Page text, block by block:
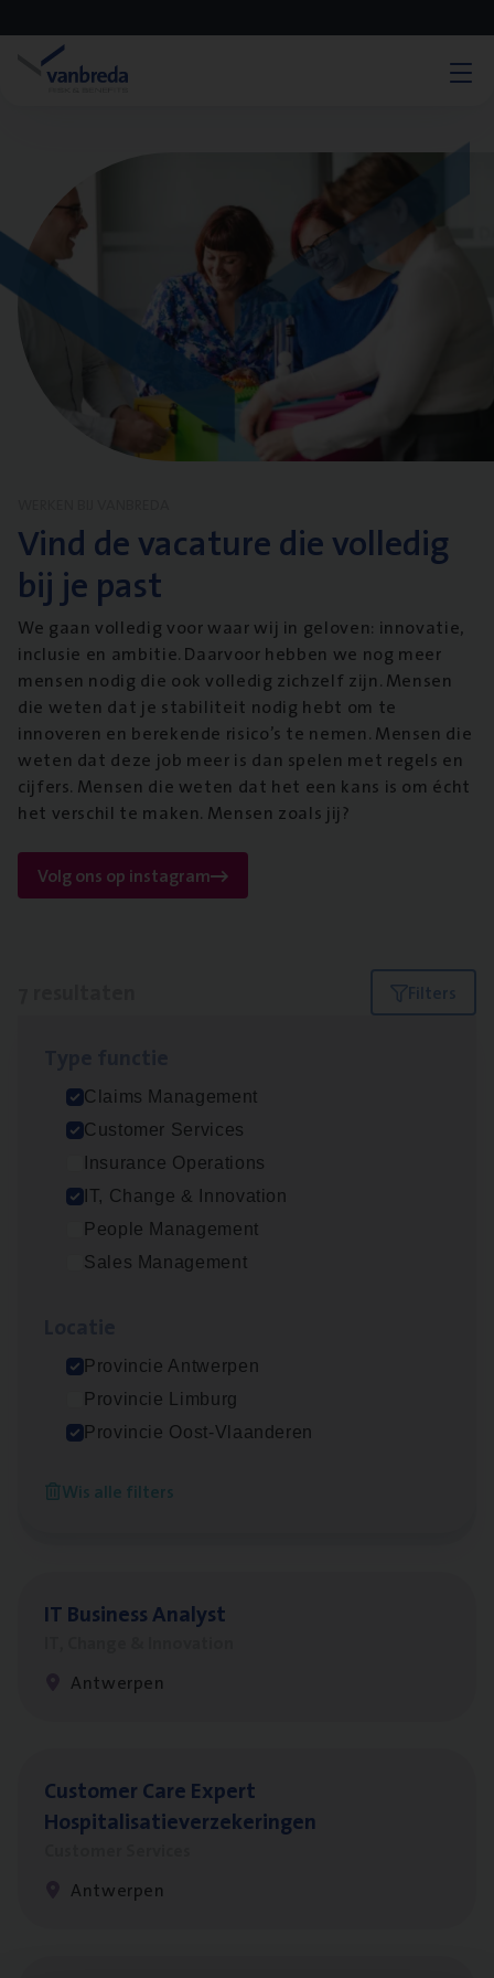
Vind de vacature die volledig
bij je past
We gaan volledig voor waar wij in geloven: innovatie,
inclusie en ambitie. Daarvoor hebben we nog meer
mensen nodig die ook volledig zichzelf zijn. Mensen
die weten dat je stabiliteit nodig hebt om te
innoveren en berekende risico’s te nemen. Mensen die
weten dat deze job meer is dan spelen met regels en
cijfers. Mensen die weten dat het een kans is om écht
het verschil te maken. Mensen zoals jij?
Volg ons op instagram
Filters
Claims Management
Customer Services
Insurance Operations
IT, Change & Innovation
People Management
Sales Management
Provincie Antwerpen
Provincie Limburg
Provincie Oost-Vlaanderen
Wis alle filters
Test Ana­lyst
IT, Change & Innovation
Antwerpen
Scha­de­be­heer­der verzekeringen
Scha­de Expert Fleet
Antwerpen
ITBusi­ness Analyst
Antwerpen
Cus­to­mer Care Expert
Hospitalisatieverzekeringen
Antwerpen